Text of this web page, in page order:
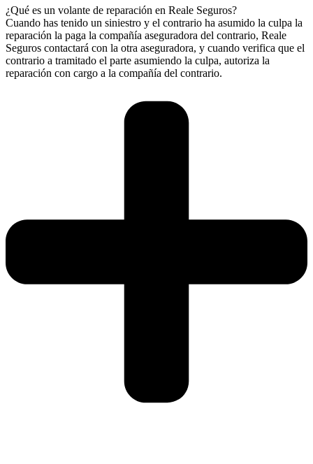
¿Qué es un volante de reparación en Reale Seguros?
Cuando has tenido un siniestro y el contrario ha asumido la culpa la
reparación la paga la compañía aseguradora del contrario, Reale
Seguros contactará con la otra aseguradora, y cuando verifica que el
contrario a tramitado el parte asumiendo la culpa, autoriza la
reparación con cargo a la compañía del contrario.